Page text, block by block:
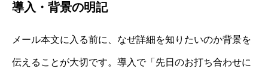
導入・背景の明記
メール本文に入る前に、なぜ詳細を知りたいのか背景を
伝えることが大切です。導入で「先日のお打ち合わせに